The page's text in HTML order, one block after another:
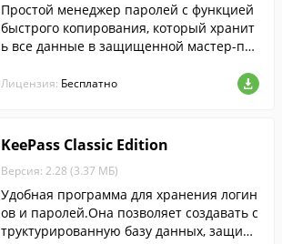
Простой менеджер паролей с функцией
быстрого копирования, который хранит
ь все данные в защищенной мастер-па
Лицензия: Бесплатно
KeePass Classic Edition
Версия: 2.28 (3.37 МБ)
Удобная программа для хранения логин
ов и паролей.Она позволяет создавать с
труктурированную базу данных, защищ